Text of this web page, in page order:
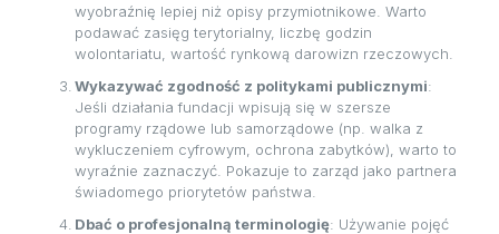
wyobraźnię lepiej niż opisy przymiotnikowe. Warto
podawać zasięg terytorialny, liczbę godzin
wolontariatu, wartość rynkową darowizn rzeczowych.
Wykazywać zgodność z politykami publicznymi:
Jeśli działania fundacji wpisują się w szersze
programy rządowe lub samorządowe (np. walka z
wykluczeniem cyfrowym, ochrona zabytków), warto to
wyraźnie zaznaczyć. Pokazuje to zarząd jako partnera
świadomego priorytetów państwa.
Dbać o profesjonalną terminologię: Używanie pojęć